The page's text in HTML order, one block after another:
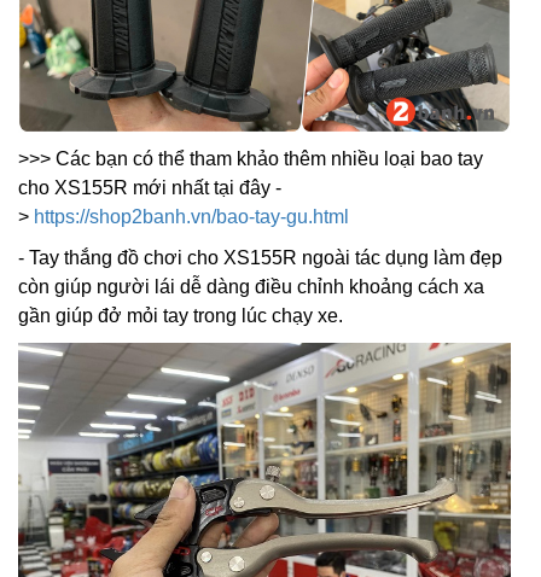
>>> Các bạn có thể tham khảo thêm nhiều loại bao tay
cho XS155R mới nhất tại đây -
> https://shop2banh.vn/bao-tay-gu.html
- Tay thắng đồ chơi cho XS155R ngoài tác dụng làm đẹp
còn giúp người lái dễ dàng điều chỉnh khoảng cách xa
gần giúp đở mỏi tay trong lúc chạy xe.